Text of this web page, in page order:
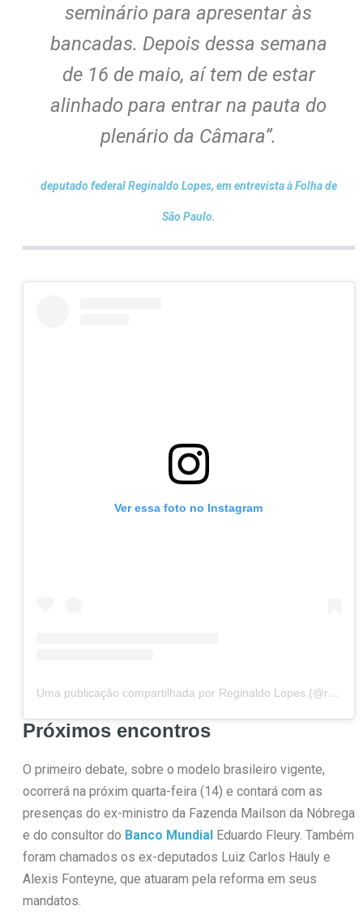
seminário para apresentar às
bancadas. Depois dessa semana
de 16 de maio, aí tem de estar
alinhado para entrar na pauta do
plenário da Câmara”.
deputado federal Reginaldo Lopes, em entrevista à Folha de
São Paulo.
Ver essa foto no Instagram
Uma publicação compartilhada por Reginaldo Lopes (@reginaldolopesmg)
Próximos encontros
O primeiro debate, sobre o modelo brasileiro vigente,
ocorrerá na próxim quarta-feira (14) e contará com as
presenças do ex-ministro da Fazenda Mailson da Nóbrega
e do consultor do Banco Mundial Eduardo Fleury. Também
foram chamados os ex-deputados Luiz Carlos Hauly e
Alexis Fonteyne, que atuaram pela reforma em seus
mandatos.